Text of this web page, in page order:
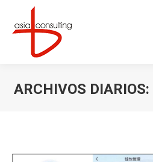
ARCHIVOS DIARIOS: